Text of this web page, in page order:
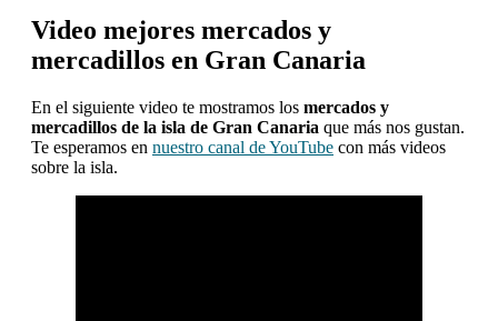
Video mejores mercados y
mercadillos en Gran Canaria
En el siguiente video te mostramos los mercados y
mercadillos de la isla de Gran Canaria que más nos gustan.
Te esperamos en nuestro canal de YouTube con más videos
sobre la isla.